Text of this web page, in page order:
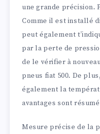
une grande précision.
Comme il est installé
peut également
par la perte de
de le vérifier à
pneus fiat 500. De
également la
avantages sont
Mesure précise de la